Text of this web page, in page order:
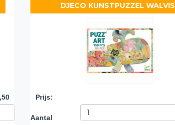
DJECO KUNSTPUZZEL WALVIS
Prijs:
Aantal